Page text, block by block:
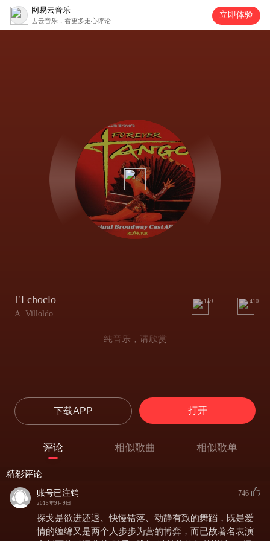
网易云音乐
去云音乐，看更多走心评论
立即体验
El choclo
A. Villoldo
1w+ 410
纯音乐，请欣赏
下载APP 打开
评论 相似歌曲 相似歌单
精彩评论
账号已注销
2015年9月9日
746
探戈是欲进还退、快慢错落、动静有致的舞蹈，既是爱
情的缠绵又是两个人步步为营的博弈，而已故著名表演